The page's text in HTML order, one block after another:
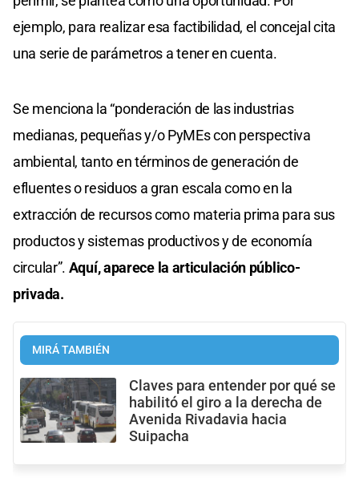
ejemplo, para realizar esa factibilidad, el concejal cita
una serie de parámetros a tener en cuenta.
Se menciona la “ponderación de las industrias
medianas, pequeñas y/o PyMEs con perspectiva
ambiental, tanto en términos de generación de
efluentes o residuos a gran escala como en la
extracción de recursos como materia prima para sus
productos y sistemas productivos y de economía
circular”. Aquí, aparece la articulación público-
privada.
MIRÁ TAMBIÉN
Claves para entender por qué se
habilitó el giro a la derecha de
Avenida Rivadavia hacia
Suipacha